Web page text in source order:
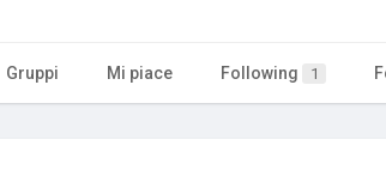
Gruppi Mi piace Following 1